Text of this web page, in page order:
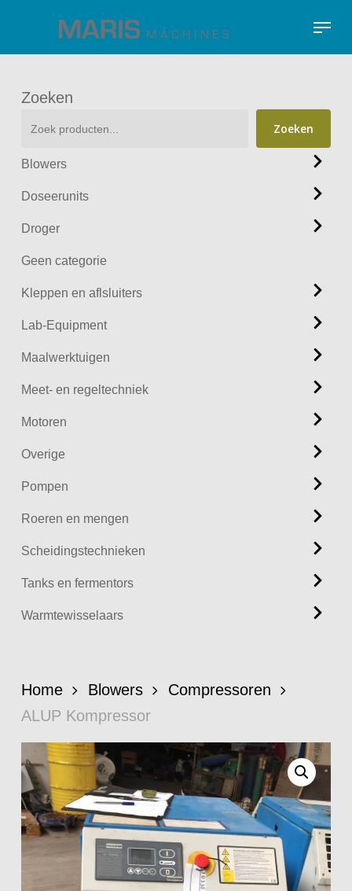
main
Menu
Zoeken
Zoeken
Blowers
Doseerunits
Droger
Geen categorie
Kleppen en aflsluiters
Lab-Equipment
Maalwerktuigen
Meet- en regeltechniek
Motoren
Overige
Pompen
Roeren en mengen
Scheidingstechnieken
Tanks en fermentors
Warmtewisselaars
Home Blowers
Compressoren
ALUP Kompressor
Close